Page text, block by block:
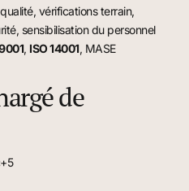
vérifications terrain,
sensibilisation du personnel
, ISO 14001, MASE
de